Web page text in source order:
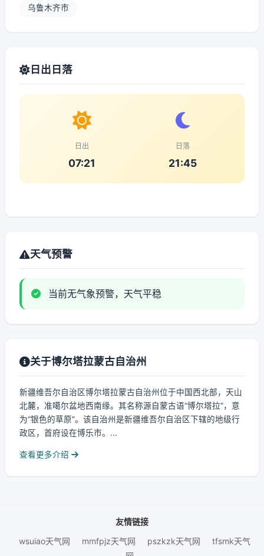
乌鲁木齐市
日出日落
日出
07:21
日落
21:45
天气预警
当前无气象预警，天气平稳
关于博尔塔拉蒙古自治州
新疆维吾尔自治区博尔塔拉蒙古自治州位于中国西北部，天山
北麓，准噶尔盆地西南缘。其名称源自蒙古语“博尔塔拉”，意
为“银色的草原”。该自治州是新疆维吾尔自治区下辖的地级行
政区，首府设在博乐市。...
查看更多介绍
友情链接
wsuiao天气网
mmfpjz天气网 pszkzk天气网
tfsmk天气